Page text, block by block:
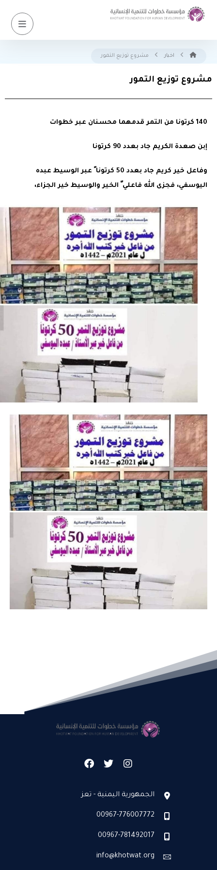
اخبار مشروع توزيع التمور
مشروع توزيع التمور
140 كرتونا من التمر قدمهما محسنان عبر خطوات
إبن صعدة الكريم جاد بعدد 90 كرتونا
وفاعل خير كريم جاد بعدد 50 كرتونا ً عبر الوسيط عبده
اليوسفي، فجزى الله فاعلي ّ الخير والوسيط خير الجزاء،
الجمهورية اليمنية - تعز
00967-776007772
00967-781492017
info@khotwat.org